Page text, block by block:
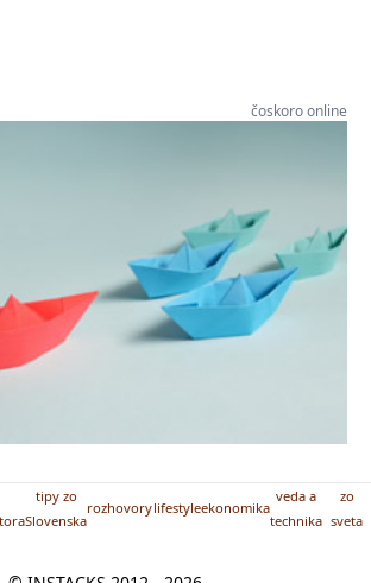
čoskoro online
tipy zo
Slovenska
rozhovorylifestyleekonomika
veda a
technika
zo
sveta